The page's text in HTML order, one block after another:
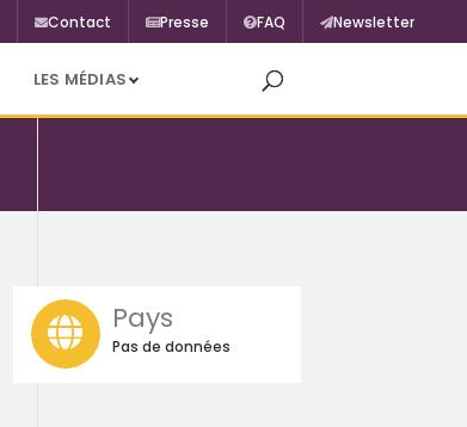
Contact Presse FAQ Newsletter
LES MÉDIAS
Pays
Pas de données